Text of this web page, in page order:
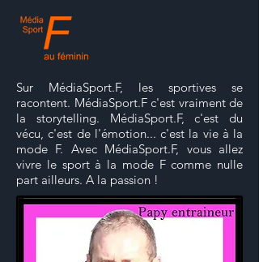
Sur MédiaSport.F, les sportives se
racontent. MédiaSport.F c'est vraiment de
la storytelling. MédiaSport.F, c'est du
vécu, c'est de l'émotion... c'est la vie à la
mode F. Avec MédiaSport.F, vous allez
vivre le sport à la mode F comme nulle
part ailleurs. A la passion !